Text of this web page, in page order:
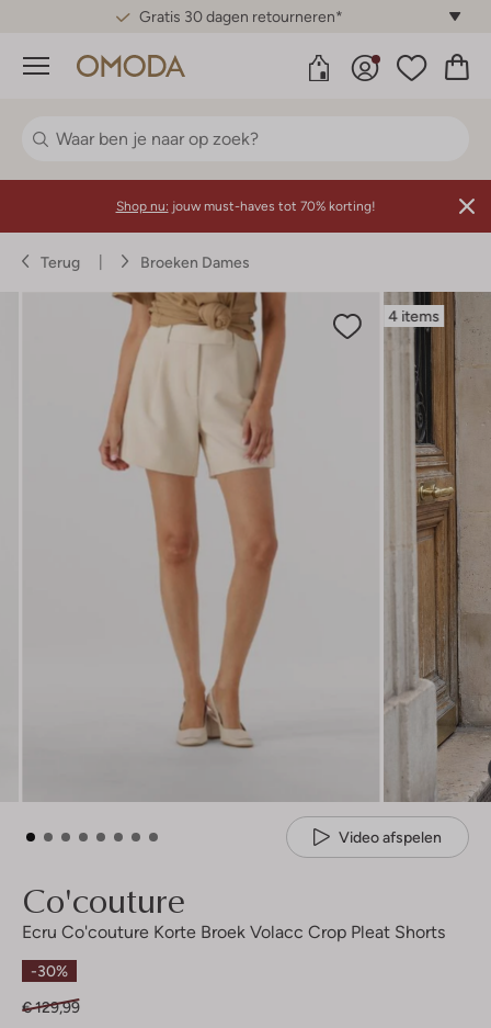
Gratis 30 dagen retourneren*
Menu
Shop nu: jouw must-haves tot 70% korting!
Terug Broeken Dames
4 items
Video afspelen
Co'couture
Ecru Co'couture Korte Broek Volacc Crop Pleat Shorts
-30%
€ 129,99